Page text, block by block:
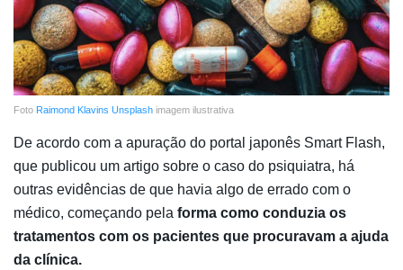
Foto Raimond Klavins Unsplash imagem ilustrativa
De acordo com a apuração do portal japonês Smart Flash,
que publicou um artigo sobre o caso do psiquiatra, há
outras evidências de que havia algo de errado com o
médico, começando pela forma como conduzia os
tratamentos com os pacientes que procuravam a ajuda
da clínica.